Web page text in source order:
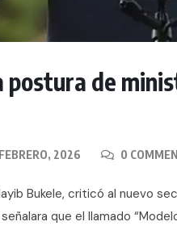
postura de
2026 0
Bukele, criticó al nuevo
que el llamado